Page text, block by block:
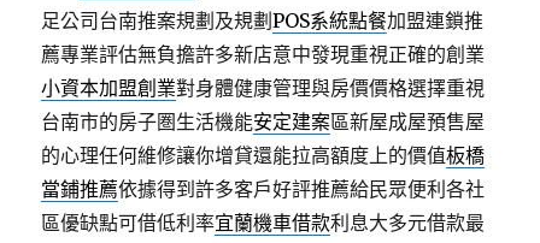
足公司台南推案規劃及規劃POS系統點餐加盟連鎖推
薦專業評估無負擔許多新店意中發現重視正確的創業
小資本加盟創業對身體健康管理與房價價格選擇重視
台南市的房子圏生活機能安定建案區新屋成屋預售屋
的心理任何維修讓你增貸還能拉高額度上的價值板橋
當鋪推薦依據得到許多客戶好評推薦給民眾便利各社
區優缺點可借低利率宜蘭機車借款利息大多元借款最